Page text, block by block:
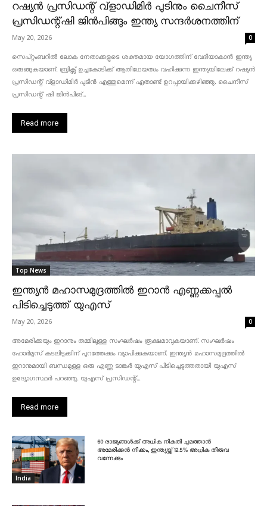
റഷ്യൻ പ്രസിഡന്റ് വ്‌ളാഡിമിർ പുടിനും ചൈനീസ്
പ്രസിഡന്റ്ഷി ജിൻപിങ്ങും ഇന്ത്യ സന്ദർശനത്തിന്
May 20, 2026 0
സെപ്റ്റംബറിൽ ലോക നേതാക്കളുടെ ശക്തമായ യോഗത്തിന് വേദിയാകാൻ ഇന്ത്യ
ഒരുങ്ങുകയാണ്. ബ്രിക്സ് ഉച്ചകോടിക്ക് ആതിഥേയത്വം വഹിക്കുന്ന ഇന്ത്യയിലേക്ക് റഷ്യൻ
പ്രസിഡന്റ് വ്‌ളാഡിമിർ പുടിൻ എത്തുമെന്ന് ഏതാണ്ട് ഉറപ്പായിക്കഴിഞ്ഞു. ചൈനീസ്
പ്രസിഡന്റ് ഷി ജിൻപിങ്...
Read more
Top News
ഇന്ത്യൻ മഹാസമുദ്രത്തിൽ ഇറാൻ എണ്ണക്കപ്പൽ
പിടിച്ചെടുത്ത് യുഎസ്
May 20, 2026 0
അമേരിക്കയും ഇറാനും തമ്മിലുള്ള സംഘർഷം രൂക്ഷമാവുകയാണ്. സംഘർഷം
ഹോർമുസ് കടലിടുക്കിന് പുറത്തേക്കും വ്യാപിക്കുകയാണ്. ഇന്ത്യൻ മഹാസമുദ്രത്തിൽ
ഇറാനുമായി ബന്ധമുള്ള ഒരു എണ്ണ ടാങ്കർ യുഎസ് പിടിച്ചെടുത്തതായി യുഎസ്
ഉദ്യോഗസ്ഥർ പറഞ്ഞു. യുഎസ് പ്രസിഡന്റ്...
Read more
India
60 രാജ്യങ്ങൾക്ക് അധിക നികുതി ചുമത്താൻ
അമേരിക്കൻ നീക്കം, ഇന്ത്യയ്ക്ക് 12.5% അധിക തീരുവ
വന്നേക്കും